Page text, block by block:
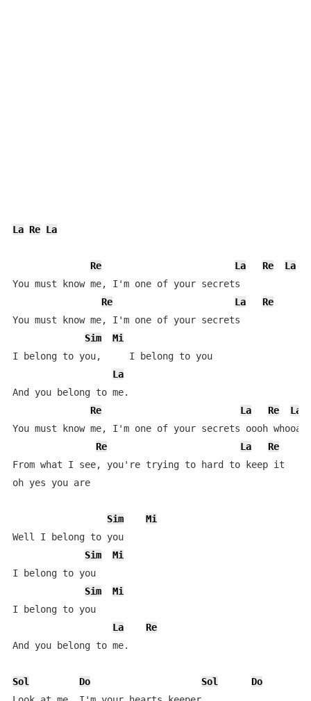
La Re La
Re La Re
La
You must know me, I'm one of your secrets
Re
La
Re
You must know me, I'm one of your secrets
Sim
Mi
I belong to you,     I belong to you
La
And you belong to me.
Re
La Re
La
You must know me, I'm one of your secrets oooh whooa
Re
La
Re
From what I see, you're trying to hard to keep it
oh yes you are
Sim
Mi
Well I belong to you
Sim
Mi
I belong to you
Sim
Mi
I belong to you
La
Re
And you belong to me.
Sol Do Sol
Do